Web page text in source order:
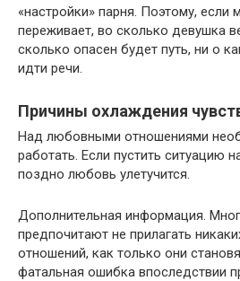
«настройки» парня. Поэтому, если
переживает, во сколько девушка
сколько опасен будет путь, ни о
идти речи.
Причины охлаждения
Над любовными отношениями
работать. Если пустить ситуацию
поздно любовь улетучится.
Дополнительная информация.
предпочитают не прилагать
отношений, как только они
фатальная ошибка впоследствии